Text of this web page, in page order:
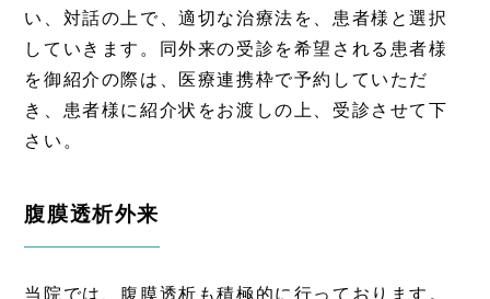
い、対話の上で、適切な治療法を、患者様と選択
していきます。同外来の受診を希望される患者様
を御紹介の際は、医療連携枠で予約していただ
き、患者様に紹介状をお渡しの上、受診させて下
さい。
腹膜透析外来
当院では、腹膜透析も積極的に行っております。